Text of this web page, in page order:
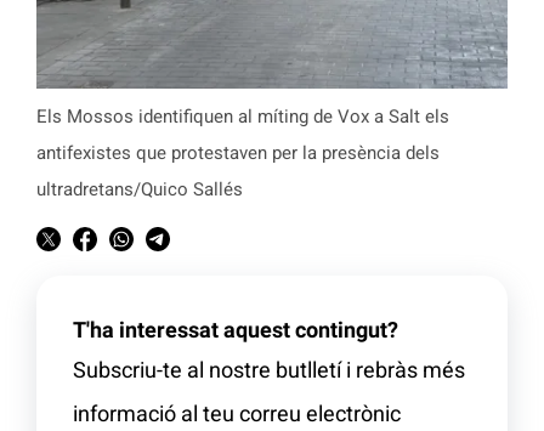
Els Mossos identifiquen al míting de Vox a Salt els
antifexistes que protestaven per la presència dels
ultradretans/Quico Sallés
T'ha interessat aquest contingut?
Subscriu-te al nostre butlletí i rebràs més
informació al teu correu electrònic